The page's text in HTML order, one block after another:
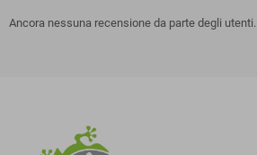
Ancora nessuna recensione da parte degli utenti.